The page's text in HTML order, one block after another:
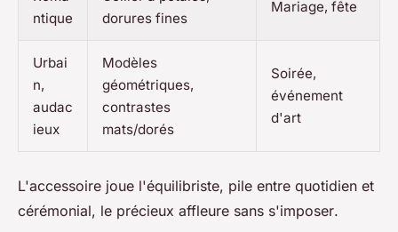
ntique
dorures fines
Mariage, fête
Urbai
n,
audac
ieux
Modèles
géométriques,
contrastes
mats/dorés
Soirée,
événement
d'art
L'accessoire joue l'équilibriste, pile entre quotidien et
cérémonial, le précieux affleure sans s'imposer.